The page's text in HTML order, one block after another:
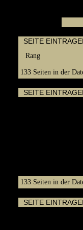
SEITE
Rang
133 Seiten in der
SEITE
133 Seiten in der
SEITE